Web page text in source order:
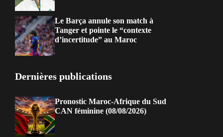
Le Barça annule son match à
Tanger et pointe le “contexte
d’incertitude” au Maroc
Dernières publications
Pronostic Maroc-Afrique du Sud
CAN féminine (08/08/2026)